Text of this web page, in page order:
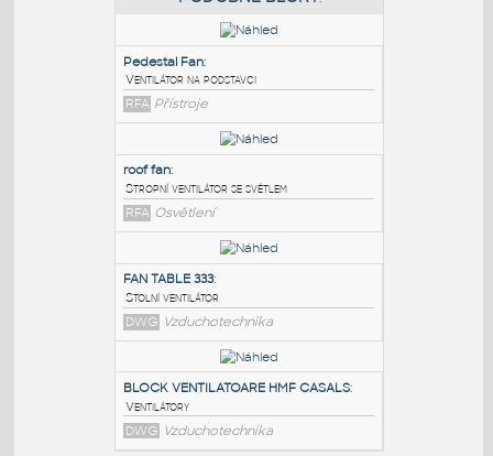
PODOBNÉ BLOKY:
Pedestal Fan:
Ventilátor na podstavci
RFA Přístroje
Stropní ventilátor se světlem
RFA Osvětlení